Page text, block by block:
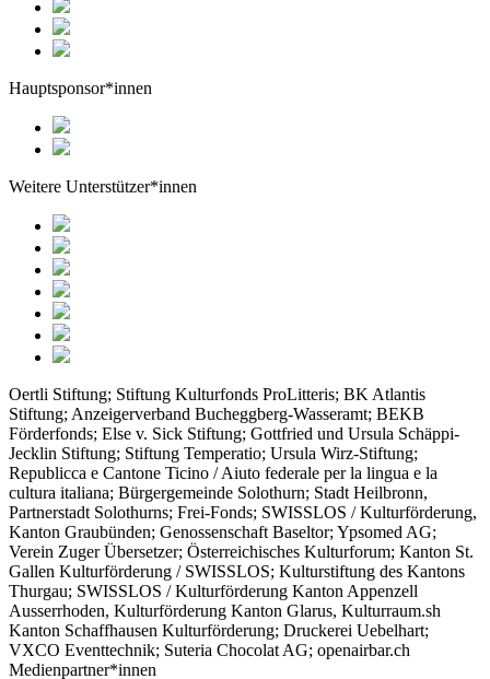
Hauptsponsor*innen
Weitere Unterstützer*innen
Oertli Stiftung; Stiftung Kulturfonds ProLitteris; BK Atlantis
Stiftung; Anzeigerverband Bucheggberg-Wasseramt; BEKB
Förderfonds; Else v. Sick Stiftung; Gottfried und Ursula Schäppi-
Jecklin Stiftung; Stiftung Temperatio; Ursula Wirz-Stiftung;
Republicca e Cantone Ticino / Aiuto federale per la lingua e la
cultura italiana; Bürgergemeinde Solothurn; Stadt Heilbronn,
Partnerstadt Solothurns; Frei-Fonds; SWISSLOS / Kulturförderung,
Kanton Graubünden; Genossenschaft Baseltor; Ypsomed AG;
Verein Zuger Übersetzer; Österreichisches Kulturforum; Kanton St.
Gallen Kulturförderung / SWISSLOS; Kulturstiftung des Kantons
Thurgau; SWISSLOS / Kulturförderung Kanton Appenzell
Ausserrhoden, Kulturförderung Kanton Glarus, Kulturraum.sh
Kanton Schaffhausen Kulturförderung; Druckerei Uebelhart;
VXCO Eventtechnik; Suteria Chocolat AG; openairbar.ch
Medienpartner*innen